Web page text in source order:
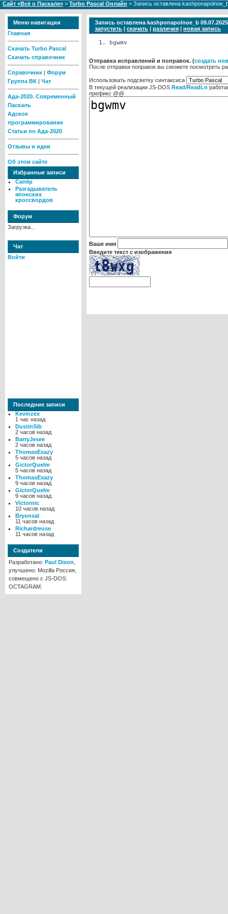
Сайт «Всё о Паскале» > Turbo Pascal Онлайн > Запись оставлена
Меню навигации
Главная
Скачать Turbo Pascal
Скачать справочник
Справочник | Форум
Группа ВК | Чат
Ада-2020. Современный
Паскаль
Адское
программирование
Статьи по Ада-2020
Отзывы и идеи
Об этом сайте
Избранные записи
Сапёр
Разгадыватель
японских
кроссвордов
Форум
Загрузка...
Чат
Войти
Последние записи
Kevinzex
1 час назад
DustinSib
2 часов назад
BarryJesee
2 часов назад
ThomasExazy
5 часов назад
GictorQuelm
5 часов назад
ThomasExazy
9 часов назад
GictorQuelm
9 часов назад
Victornic
10 часов назад
Bryonsal
11 часов назад
Richardreuse
11 часов назад
Создатели
Разработано: Paul Dixon
улучшено: Mozilla Россия,
совмещено с JS-DOS:
OCTAGRAM.
Запись оставлена kashponapolnoe_b
запустить | скачать | различия | новая запись
bgwmv
Отправка исправлений и поправок. (cоздать
После отправки поправок вы сможете посмотреть
Использовать подсветку синтаксиса
В текущей реализации JS-DOS Read/ReadLn
префикс @@
Ваше имя
Введите текст с изображения